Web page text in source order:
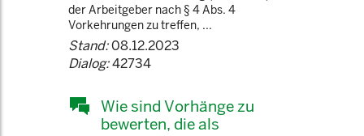
der Arbeitgeber nach § 4 Abs. 4
Vorkehrungen zu treffen, ...
Stand:08.12.2023
Dialog:42734
Wie sind Vorhänge zu
bewerten, die als